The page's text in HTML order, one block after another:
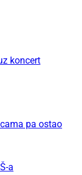
koncert
pa ostao
a